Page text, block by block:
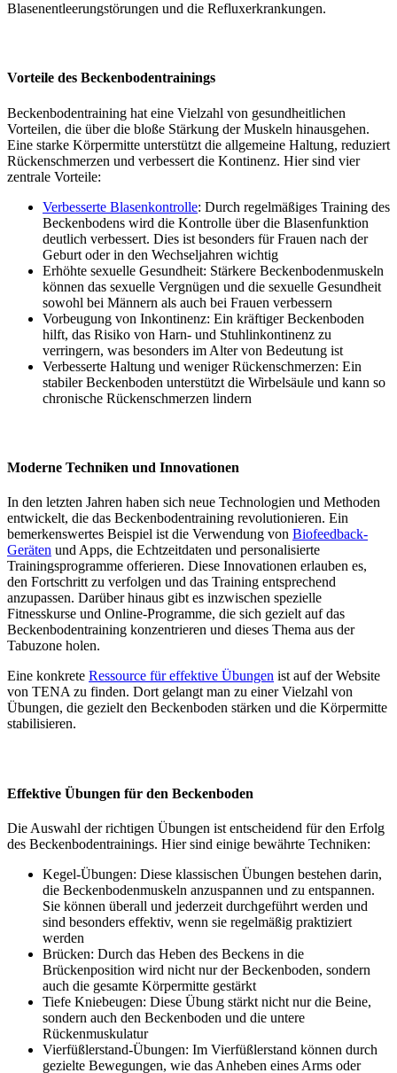
Blasenentleerungstörungen und die Refluxerkrankungen.
Vorteile des Beckenbodentrainings
Beckenbodentraining hat eine Vielzahl von gesundheitlichen
Vorteilen, die über die bloße Stärkung der Muskeln hinausgehen.
Eine starke Körpermitte unterstützt die allgemeine Haltung, reduziert
Rückenschmerzen und verbessert die Kontinenz. Hier sind vier
zentrale Vorteile:
Verbesserte Blasenkontrolle: Durch regelmäßiges Training des
Beckenbodens wird die Kontrolle über die Blasenfunktion
deutlich verbessert. Dies ist besonders für Frauen nach der
Geburt oder in den Wechseljahren wichtig
Erhöhte sexuelle Gesundheit: Stärkere Beckenbodenmuskeln
können das sexuelle Vergnügen und die sexuelle Gesundheit
sowohl bei Männern als auch bei Frauen verbessern
Vorbeugung von Inkontinenz: Ein kräftiger Beckenboden
hilft, das Risiko von Harn- und Stuhlinkontinenz zu
verringern, was besonders im Alter von Bedeutung ist
Verbesserte Haltung und weniger Rückenschmerzen: Ein
stabiler Beckenboden unterstützt die Wirbelsäule und kann so
chronische Rückenschmerzen lindern
Moderne Techniken und Innovationen
In den letzten Jahren haben sich neue Technologien und Methoden
entwickelt, die das Beckenbodentraining revolutionieren. Ein
bemerkenswertes Beispiel ist die Verwendung von Biofeedback-
Geräten und Apps, die Echtzeitdaten und personalisierte
Trainingsprogramme offerieren. Diese Innovationen erlauben es,
den Fortschritt zu verfolgen und das Training entsprechend
anzupassen. Darüber hinaus gibt es inzwischen spezielle
Fitnesskurse und Online-Programme, die sich gezielt auf das
Beckenbodentraining konzentrieren und dieses Thema aus der
Tabuzone holen.
Eine konkrete Ressource für effektive Übungen ist auf der Website
von TENA zu finden. Dort gelangt man zu einer Vielzahl von
Übungen, die gezielt den Beckenboden stärken und die Körpermitte
stabilisieren.
Effektive Übungen für den Beckenboden
Die Auswahl der richtigen Übungen ist entscheidend für den Erfolg
des Beckenbodentrainings. Hier sind einige bewährte Techniken:
Kegel-Übungen: Diese klassischen Übungen bestehen darin,
die Beckenbodenmuskeln anzuspannen und zu entspannen.
Sie können überall und jederzeit durchgeführt werden und
sind besonders effektiv, wenn sie regelmäßig praktiziert
werden
Brücken: Durch das Heben des Beckens in die
Brückenposition wird nicht nur der Beckenboden, sondern
auch die gesamte Körpermitte gestärkt
Tiefe Kniebeugen: Diese Übung stärkt nicht nur die Beine,
sondern auch den Beckenboden und die untere
Rückenmuskulatur
Vierfüßlerstand-Übungen: Im Vierfüßlerstand können durch
gezielte Bewegungen, wie das Anheben eines Arms oder